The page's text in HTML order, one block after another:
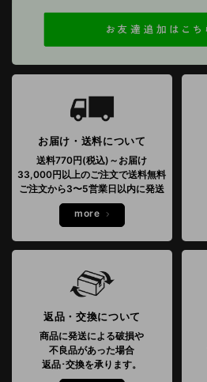
お届け・送料について
送料770円(税込)～お届け
33,000円以上のご注文で送料無料
ご注文から3〜5営業日以内に発送
more
返品・交換について
商品に発送による破損や
不良品があった場合
返品･交換を承ります。